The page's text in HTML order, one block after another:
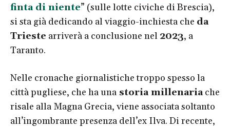
finta di niente” (sulle lotte civiche di Brescia),
si sta già dedicando al viaggio-inchiesta che da
Trieste arriverà a conclusione nel 2023, a
Taranto.
Nelle cronache giornalistiche troppo spesso la
città pugliese, che ha una storia millenariache
risale alla Magna Grecia, viene associata soltanto
all’ingombrante presenza dell’ex Ilva. Di recente,